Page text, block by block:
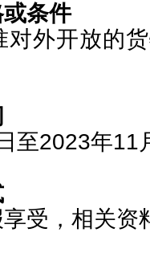
条件
对外开放的
至2023年11
受，相关资